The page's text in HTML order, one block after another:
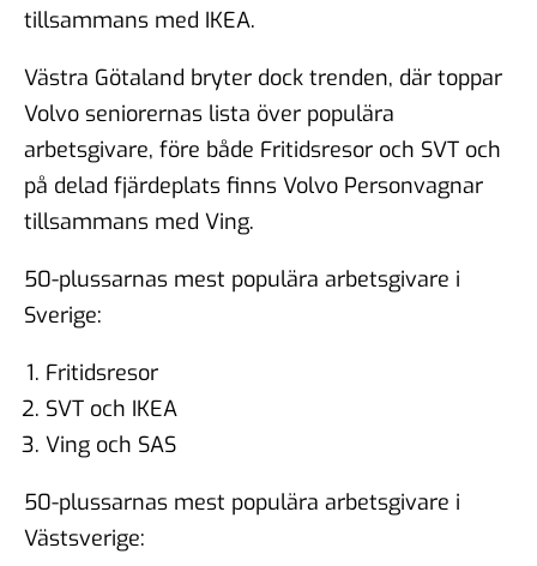
tillsammans med IKEA.
Västra Götaland bryter dock trenden, där toppar
Volvo seniorernas lista över populära
arbetsgivare, före både Fritidsresor och SVT och
på delad fjärdeplats finns Volvo Personvagnar
tillsammans med Ving.
50-plussarnas mest populära arbetsgivare i
Sverige:
Fritidsresor
SVT och IKEA
Ving och SAS
50-plussarnas mest populära arbetsgivare i
Västsverige: